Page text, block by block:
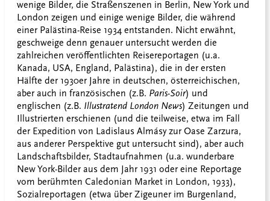
wenige Bilder, die Straßenszenen in Berlin, New York und
London zeigen und einige wenige Bilder, die während
einer Palästina-Reise 1934 entstanden. Nicht erwähnt,
geschweige denn genauer untersucht werden die
zahlreichen veröffentlichten Reisereportagen (u.a.
Kanada, USA, England, Palästina), die in der ersten
Hälfte der 1930er Jahre in deutschen, österreichischen,
aber auch in französischen (z.B. Paris-Soir) und
englischen (z.B. Illustratend London News) Zeitungen und
Illustrierten erschienen (und die teilweise, etwa im Fall
der Expedition von Ladislaus Almásy zur Oase Zarzura,
aus anderer Perspektive gut untersucht sind), aber auch
Landschaftsbilder, Stadtaufnahmen (u.a. wunderbare
New York-Bilder aus dem Jahr 1931 oder eine Reportage
vom berühmten Caledonian Market in London, 1933),
Sozialreportagen (etwa über Zigeuner im Burgenland,